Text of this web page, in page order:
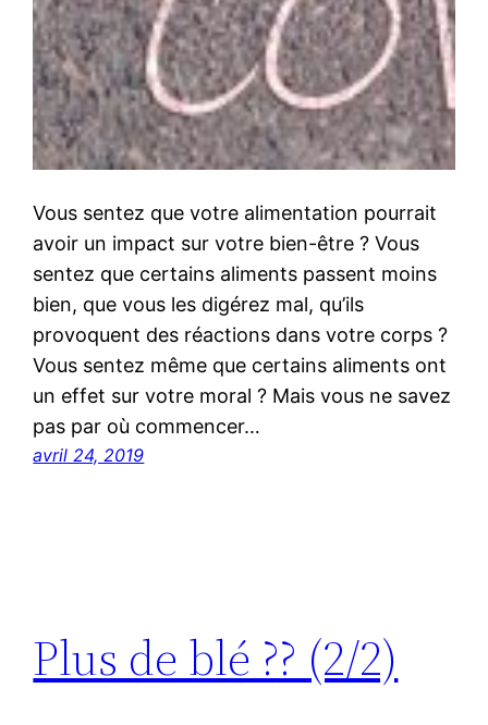
Vous sentez que votre alimentation pourrait
avoir un impact sur votre bien-être ? Vous
sentez que certains aliments passent moins
bien, que vous les digérez mal, qu’ils
provoquent des réactions dans votre corps ?
Vous sentez même que certains aliments ont
un effet sur votre moral ? Mais vous ne savez
pas par où commencer…
avril 24, 2019
Plus de blé ?? (2/2)